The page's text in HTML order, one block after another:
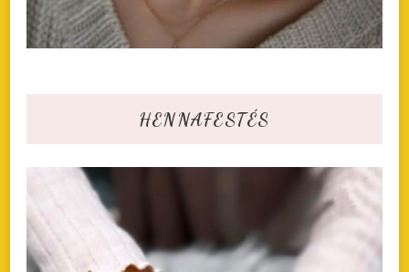
HENNAFESTÉS